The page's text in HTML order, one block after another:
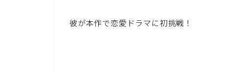
彼が本作で恋愛ドラマに初挑戦！